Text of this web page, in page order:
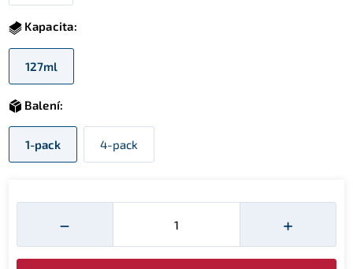
Kapacita:
127ml
Balení:
1-pack 4-pack
−
Množství
+